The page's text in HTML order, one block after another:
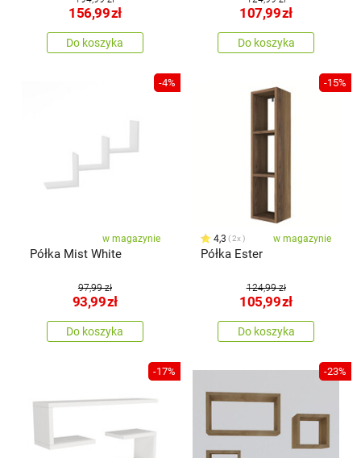
156,99zł
Do koszyka
107,99zł
Do koszyka
-4%
w magazynie
Półka Mist White
97,99 zł
93,99zł
Do koszyka
-15%
4,3 2x w magazynie
Półka Ester
124,99 zł
105,99zł
Do koszyka
-17% -23%